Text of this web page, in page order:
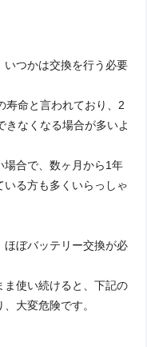
いつかは交換を行う必要
寿命と言われており、2
きなくなる場合が多いよ
場合で、数ヶ月から1年
る方も多くいらっしゃ
ほぼバッテリー交換が必
ま使い続けると、下記の
大変危険です。